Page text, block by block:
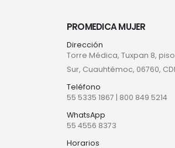
PROMEDICA MUJER
Dirección
Torre Médica, Tuxpan 8,
Sur, Cuauhtémoc, 06760,
Teléfono
55 5335 1867 | 800 849 5214
WhatsApp
55 4556 8373
Horarios